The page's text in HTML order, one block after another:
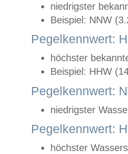
niedrigster
Beispiel: NNW
Pegelkennwert:
höchster
Beispiel: HHW
Pegelkennwert:
niedrigster
Pegelkennwert:
höchster